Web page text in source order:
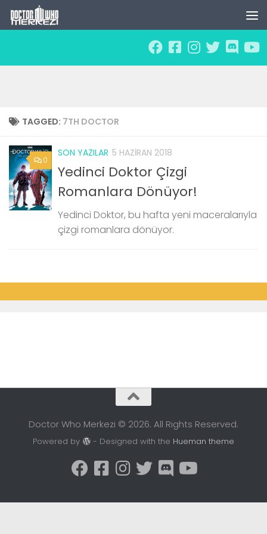
Skip to content
TAGGED: 7TH DOCTOR
0
SON YAZILAR 5 HAZIRAN 2018
Yedinci Doktor Çizgi
Romanlara Dönüyor!
Yedinci Doktor, bu hafta yeni maceralarıyla
çizgi romanlara dönüyor.
Doctor Who Merkezi © 2026. All Rights Reserved.
Powered by - Designed with the Hueman theme